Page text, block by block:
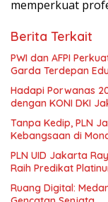
memperkuat
Berita Terkait
PWI dan AFPI
Garda Terdepan
Hadapi Porwanas
dengan KONI DKI
Tanpa Kedip, PLN
Kebangsaan di
PLN UID Jakarta
Raih Predikat
Ruang Digital: